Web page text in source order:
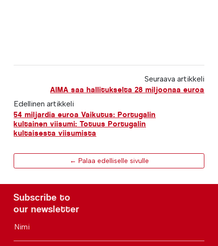
Seuraava artikkeli
AIMA saa hallitukselta 28 miljoonaa euroa
Edellinen artikkeli
54 miljardia euroa Vaikutus: Portugalin
kultainen viisumi: Totuus Portugalin
kultaisesta viisumista
← Palaa edelliselle sivulle
Subscribe to
our newsletter
Nimi